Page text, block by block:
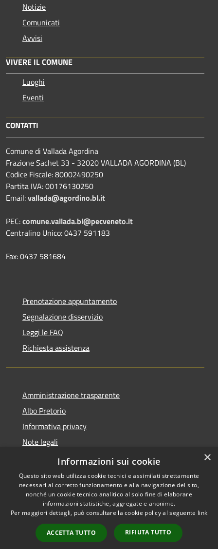
Notizie
Comunicati
Avvisi
VIVERE IL COMUNE
Luoghi
Eventi
CONTATTI
Comune di Vallada Agordina
Frazione Sachet 33 - 32020 VALLADA AGORDINA (BL)
Codice Fiscale: 80002490250
Partita IVA: 00176130250
Email:vallada@agordino.bl.it
PEC:comune.vallada.bl@pecveneto.it
Centralino Unico: 0437 591183
Fax: 0437 581684
Prenotazione appuntamento
Segnalazione disservizio
Leggi le FAQ
Richiesta assistenza
Amministrazione trasparente
Albo Pretorio
Informativa privacy
Note legali
Dichiarazione di accessibilità
Accessibilità
Copyright © 2026 • Comune di
Vallada Agordina • Powered by
Municipium•
Accesso
redazione
×
Informazioni sui cookie
Questo sito web utilizza cookie tecnici e assimilati strettamente
necessari al corretto funzionamento e alla navigazione del sito,
nonché un cookie tecnico analitico al solo fine di elaborare
informazioni statistiche, aggregate e anonime.
Per maggiori dettagli, può consultare la cookie policy al seguente link
ACCETTA TUTTO RIFIUTA TUTTO